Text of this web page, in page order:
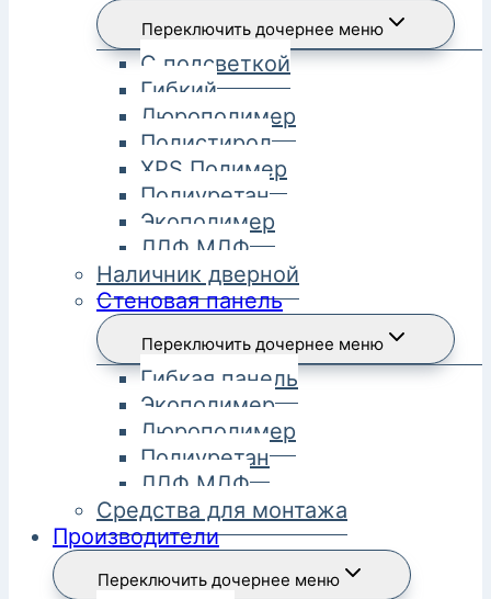
Переключить дочернее меню
С подсветкой
Гибкий
Дюрополимер
Полистирол
XPS Полимер
Полиуретан
Экополимер
ЛДФ МДФ
Наличник дверной
Стеновая панель
Переключить дочернее меню
Гибкая панель
Экополимер
Дюрополимер
Полиуретан
ЛДФ МДФ
Средства для монтажа
Производители
Переключить дочернее меню